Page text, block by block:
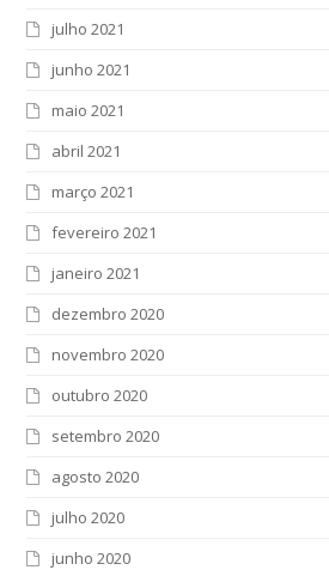
julho 2021
junho 2021
maio 2021
abril 2021
março 2021
fevereiro 2021
janeiro 2021
dezembro 2020
novembro 2020
outubro 2020
setembro 2020
agosto 2020
julho 2020
junho 2020